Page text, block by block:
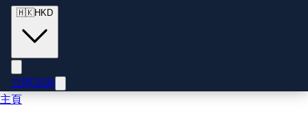
🇭🇰HKD
立即諮詢
主頁